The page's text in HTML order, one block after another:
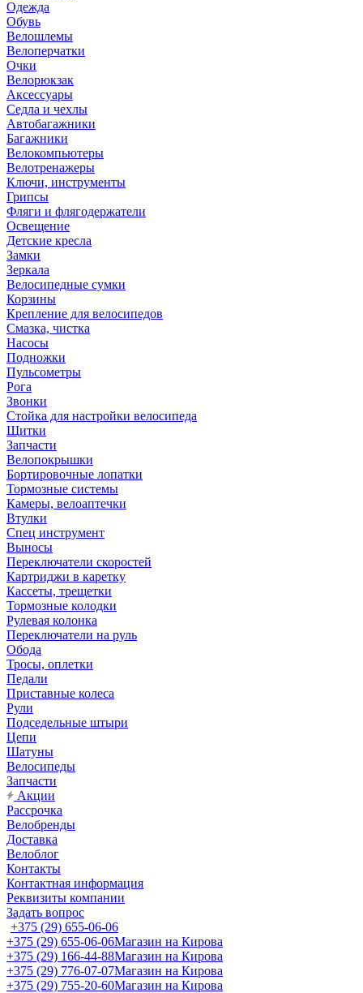
Одежда
Обувь
Велошлемы
Велоперчатки
Очки
Велорюкзак
Аксессуары
Седла и чехлы
Автобагажники
Багажники
Велокомпьютеры
Велотренажеры
Ключи, инструменты
Грипсы
Фляги и флягодержатели
Освещение
Детские кресла
Замки
Зеркала
Велосипедные сумки
Корзины
Крепление для велосипедов
Смазка, чистка
Насосы
Подножки
Пульсометры
Рога
Звонки
Стойка для настройки велосипеда
Щитки
Запчасти
Велопокрышки
Бортировочные лопатки
Тормозные системы
Камеры, велоаптечки
Втулки
Спец инструмент
Выносы
Переключатели скоростей
Картриджи в каретку
Кассеты, трещетки
Тормозные колодки
Рулевая колонка
Переключатели на руль
Обода
Тросы, оплетки
Педали
Приставные колеса
Рули
Подседельные штыри
Цепи
Шатуны
Велосипеды
Запчасти
Акции
Рассрочка
Велобренды
Доставка
Велоблог
Контакты
Контактная информация
Реквизиты компании
Задать вопрос
+375 (29) 655-06-06
+375 (29) 655-06-06Магазин на Кирова
+375 (29) 166-44-88Магазин на Кирова
+375 (29) 776-07-07Магазин на Кирова
+375 (29) 755-20-60Магазин на Кирова